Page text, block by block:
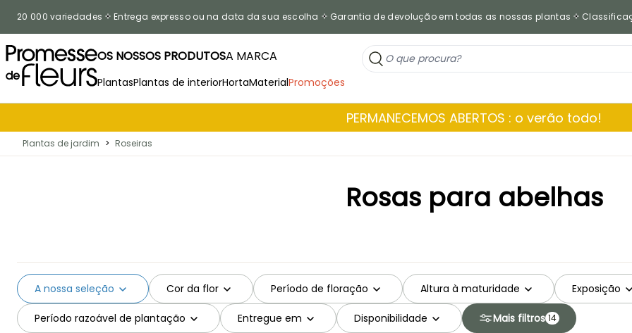
20 000 variedades Entrega expresso ou na data da sua escolha Garantia de devolução em todas as nossas plantas
OS NOSSOS PRODUTOSA MARCA
PlantasPlantas de interiorHortaMaterialPromoções
PERMANECEMOS ABERTOS : o verão todo!
Plantas de jardim > Roseiras
Rosas para abelhas
Cor da flor Período de floração Altura à maturidade Exposição
Período razoável de plantação Entregue em
A nossa seleção
Disponibilidade Mais filtros 14